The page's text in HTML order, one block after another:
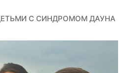
С СИНДРОМОМ ДАУНА